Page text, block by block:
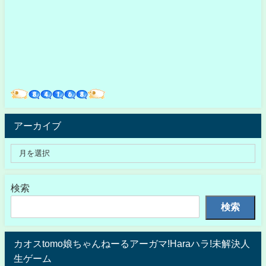
アーカイブ
検索
検索
カオスtomo娘ちゃんねーるアーガマ!Haraハラ!未解決人
生ゲーム